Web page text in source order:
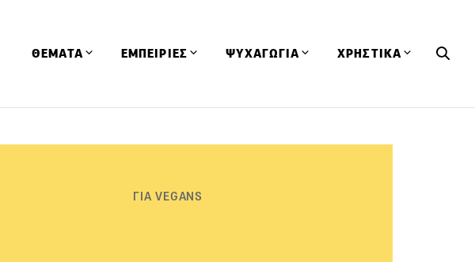
ΘΕΜΑΤΑ ΕΜΠΕΙΡΙΕΣ ΨΥΧΑΓΩΓΙΑ ΧΡΗΣΤΙΚΑ
ΓΙΑ VEGANS